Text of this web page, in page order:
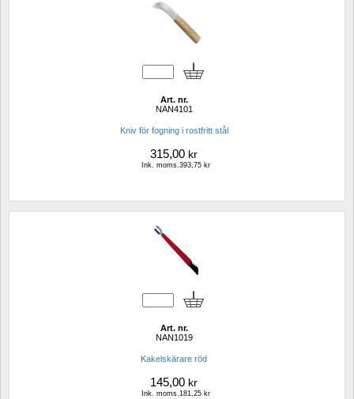
Art. nr.
NAN4101
Kniv för fogning i rostfritt stål
315,00 kr
Ink. moms.393,75 kr
Art. nr.
NAN1019
Kakelskärare röd
145,00 kr
Ink. moms.181,25 kr